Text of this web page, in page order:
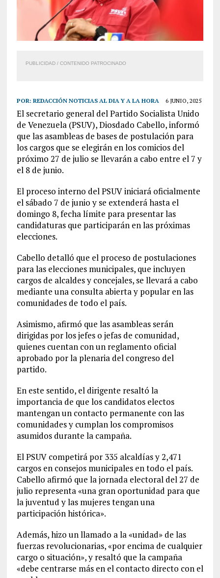
PUBLICIDAD / CONTENIDO PATROCINADO
POR: REDACCIÓN NOTICIAS AL DIA Y A LA HORA 6 JUNIO, 2025
El secretario general del Partido Socialista Unido
de Venezuela (PSUV), Diosdado Cabello, informó
que las asambleas de bases de postulación para
los cargos que se elegirán en los comicios del
próximo 27 de julio se llevarán a cabo entre el 7 y
el 8 de junio.
El proceso interno del PSUV iniciará oficialmente
el sábado 7 de junio y se extenderá hasta el
domingo 8, fecha límite para presentar las
candidaturas que participarán en las próximas
elecciones.
Cabello detalló que el proceso de postulaciones
para las elecciones municipales, que incluyen
cargos de alcaldes y concejales, se llevará a cabo
mediante una consulta abierta y popular en las
comunidades de todo el país.
Asimismo, afirmó que las asambleas serán
dirigidas por los jefes o jefas de comunidad,
quienes cuentan con un reglamento oficial
aprobado por la plenaria del congreso del
partido.
En este sentido, el dirigente resaltó la
importancia de que los candidatos electos
mantengan un contacto permanente con las
comunidades y cumplan los compromisos
asumidos durante la campaña.
El PSUV competirá por 335 alcaldías y 2,471
cargos en consejos municipales en todo el país.
Cabello afirmó que la jornada electoral del 27 de
julio representa «una gran oportunidad para que
la juventud y las mujeres tengan una
participación histórica».
Además, hizo un llamado a la «unidad» de las
fuerzas revolucionarias, «por encima de cualquier
cargo o situación», y resaltó que la campaña
«debe centrarse más en el contacto directo con el